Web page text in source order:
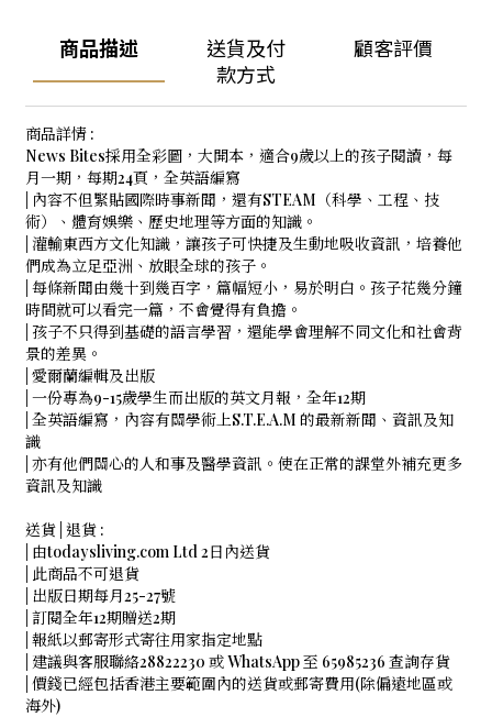
商品描述
送貨及付
款方式
顧客評價
商品詳情 :
News Bites採用全彩圖，大開本，適合9歲以上的孩子閱讀，每
月一期，每期24頁，全英語編寫
| 內容不但緊貼國際時事新聞，還有STEAM（科學、工程、技
術）、體育娛樂、歷史地理等方面的知識。
| 灌輸東西方文化知識，讓孩子可快捷及生動地吸收資訊，培養他
們成為立足亞洲、放眼全球的孩子。
| 每條新聞由幾十到幾百字，篇幅短小，易於明白。孩子花幾分鐘
時間就可以看完一篇，不會覺得有負擔。
| 孩子不只得到基礎的語言學習，還能學會理解不同文化和社會背
景的差異。
| 愛爾蘭編輯及出版
| 一份專為9-15歲學生而出版的英文月報，全年12期
| 全英語編寫，內容有關學術上S.T.E.A.M 的最新新聞、資訊及知
識
| 亦有他們關心的人和事及醫學資訊。使在正常的課堂外補充更多
資訊及知識
送貨 | 退貨 :
| 由todaysliving.com Ltd 2日內送貨
| 此商品不可退貨
| 出版日期每月25-27號
| 訂閱全年12期贈送2期
| 報紙以郵寄形式寄往用家指定地點
| 建議與客服聯絡28822230 或 WhatsApp 至 65985236 查詢存貨
| 價錢已經包括香港主要範圍內的送貨或郵寄費用(除偏遠地區或
海外)